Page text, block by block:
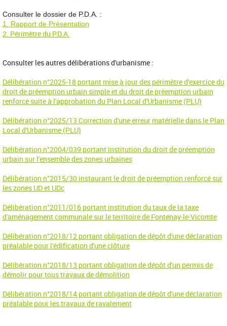
Consulter le dossier de P.D.A. :
1. Rapport de Présentation
2. Périmètre du P.D.A.
Consulter les autres délibérations d'urbanisme :
Délibération n°2025-18 portant mise à jour des périmètre d'exercice du
droit de préemption urbain simple et du droit de préemption urbain
renforcé suite à l'approbation du Plan Local d'Urbanisme (PLU)
Délibération n°2025/13 Correction d'une erreur matérielle dans le Plan
Local d'Urbanisme (PLU)
Délibération n°2004/039 portant institution du droit de préemption
urbain sur l'ensemble des zones urbaines
Délibération n°2015/30 instaurant le droit de préemption renforcé sur
les zones UD et UDc
Délibération n°2011/016 portant institution du taux de la taxe
d'aménagement communale sur le territoire de Fontenay-le-Vicomte
Délibération n°2018/12 portant obligation de dépôt d'une déclaration
préalable pour l'édification d'une clôture
Délibération n°2018/13 portant obligation de dépôt d'un permis de
démolir pour tous travaux de démolition
Délibération n°2018/14 portant obligation de dépôt d'une déclaration
préalable pour les travaux de ravalement